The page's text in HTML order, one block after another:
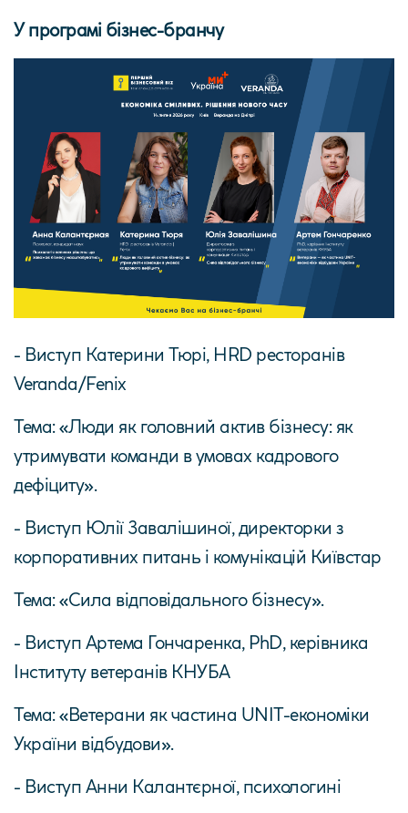
У програмі бізнес-бранчу
- Виступ Катерини Тюрі, HRD ресторанів
Veranda/Fenix
Тема: «Люди як головний актив бізнесу: як
утримувати команди в умовах кадрового
дефіциту».
- Виступ Юлії Завалішиної, директорки з
корпоративних питань і комунікацій Київстар
Тема: «Сила відповідального бізнесу».
- Виступ Артема Гончаренка, PhD, керівника
Інституту ветеранів КНУБА
Тема: «Ветерани як частина UNIT-економіки
України відбудови».
- Виступ Анни Калантєрної, психологині